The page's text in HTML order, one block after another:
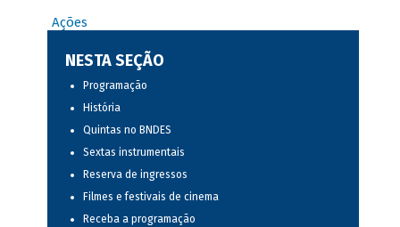
Ações
NESTA SEÇÃO
Programação
História
Quintas no BNDES
Sextas instrumentais
Reserva de ingressos
Filmes e festivais de cinema
Receba a programação